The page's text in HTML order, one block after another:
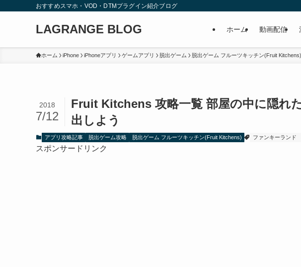
おすすめスマホ・VOD・DTMプラグイン紹介ブログ
LAGRANGE BLOG ホーム 動画配信
ホーム iPhone iPhoneアプリ ゲームアプリ 脱出ゲーム 脱出ゲーム フルーツキッチン(Fruit Kitchens)
Fruit Kitchens 攻略一覧 部屋の中に隠れ
出しよう
2018
7/12
アプリ攻略記事 脱出ゲーム攻略 脱出ゲーム フルーツキッチン(Fruit Kitchens) ファンキーランド
スポンサードリンク